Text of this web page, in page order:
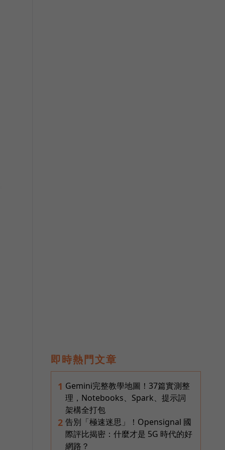
即時熱門文章
1 Gemini完整教學地圖！37篇實測整
理，Notebooks、Spark、提示詞
架構全打包
2 告別「極速迷思」！Opensignal 國
際評比揭密：什麼才是 5G 時代的好
網路？